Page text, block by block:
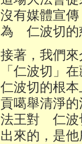
沒有媒體宣
為 仁波切的
接著，我們
「仁波切」
仁波切的根
貢噶舉清淨
法王對 仁波
出來的，是